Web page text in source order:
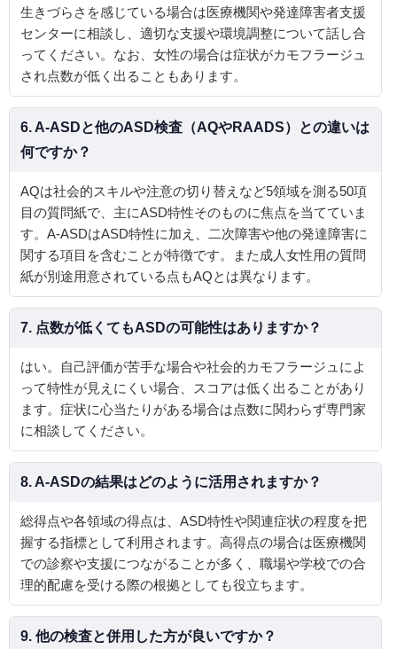
生きづらさを感じている場合は医療機関や発達障害者支援
センターに相談し、適切な支援や環境調整について話し合
ってください。なお、女性の場合は症状がカモフラージュ
され点数が低く出ることもあります。
6. A‑ASDと他のASD検査（AQやRAADS）との違いは
何ですか？
AQは社会的スキルや注意の切り替えなど5領域を測る50項
目の質問紙で、主にASD特性そのものに焦点を当てていま
す。A‑ASDはASD特性に加え、二次障害や他の発達障害に
関する項目を含むことが特徴です。また成人女性用の質問
紙が別途用意されている点もAQとは異なります。
7. 点数が低くてもASDの可能性はありますか？
はい。自己評価が苦手な場合や社会的カモフラージュによ
って特性が見えにくい場合、スコアは低く出ることがあり
ます。症状に心当たりがある場合は点数に関わらず専門家
に相談してください。
8. A‑ASDの結果はどのように活用されますか？
総得点や各領域の得点は、ASD特性や関連症状の程度を把
握する指標として利用されます。高得点の場合は医療機関
での診察や支援につながることが多く、職場や学校での合
理的配慮を受ける際の根拠としても役立ちます。
9. 他の検査と併用した方が良いですか？